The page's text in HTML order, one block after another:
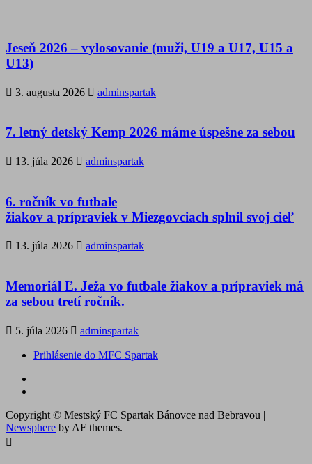
Jeseň 2026 – vylosovanie (muži, U19 a U17, U15 a
U13)
3. augusta 2026 adminspartak
7. letný detský Kemp 2026 máme úspešne za sebou
13. júla 2026 adminspartak
6. ročník vo futbale
žiakov a prípraviek v Miezgovciach splnil svoj cieľ
13. júla 2026 adminspartak
Memoriál Ľ. Ježa vo futbale žiakov a prípraviek má
za sebou tretí ročník.
5. júla 2026 adminspartak
Prihlásenie do MFC Spartak
Copyright © Mestský FC Spartak Bánovce nad Bebravou |
Newsphere by AF themes.